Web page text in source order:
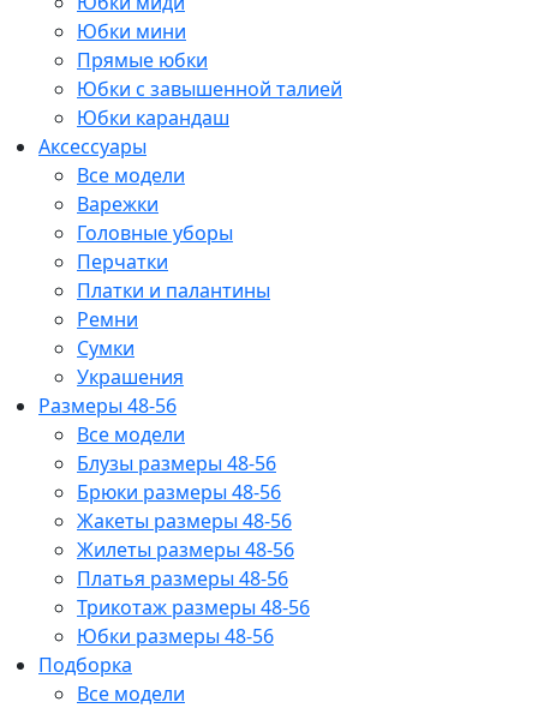
Юбки мини
Прямые юбки
Юбки с завышенной талией
Юбки карандаш
Аксессуары
Все модели
Варежки
Головные уборы
Перчатки
Платки и палантины
Ремни
Сумки
Украшения
Размеры 48-56
Все модели
Блузы размеры 48-56
Брюки размеры 48-56
Жакеты размеры 48-56
Жилеты размеры 48-56
Платья размеры 48-56
Трикотаж размеры 48-56
Юбки размеры 48-56
Подборка
Все модели